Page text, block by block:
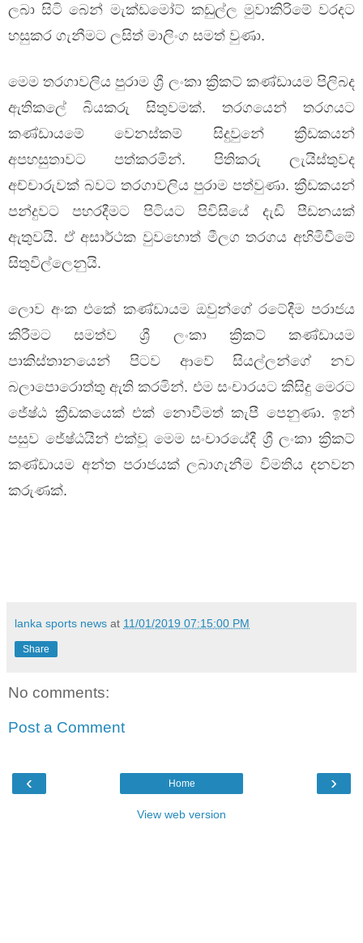
ලබා සිටි බෙන් මැක්ඩමෝට් කඩුල්ල මුවාකිරිමේ වරදට
හසුකර ගැනීමට ලසිත් මාලිංග සමත් වුණා.
මෙම තරගාවලිය පුරාම ශ්‍රී ලංකා ක්‍රිකට් කණ්ඩායම පිලිබද
ඇතිකලේ බියකරු සිතුවමක්. තරගයෙන් තරගයට
කණ්ඩායමේ වෙනස්කම් සිදුවුනේ ක්‍රීඩකයන්
අපහසුතාවට පත්කරමින්. පිතිකරු ලැයිස්තුවද
අච්චාරුවක් බවට තරගාවලිය පුරාම පත්වුණා. ක්‍රීඩකයන්
පන්දුවට පහරදීමට පිටියට පිවිසියේ දැඩි පීඩනයක්
ඇතුවයි. ඒ අසාර්ථක වුවහොත් මීලග තරගය අහිමිවීමේ
සිතුවිල්ලෙනුයි.
ලොව අංක එකේ කණ්ඩායම ඔවුන්ගේ රටේදීම පරාජය
කිරීමට සමත්ව ශ්‍රී ලංකා ක්‍රිකට් කණ්ඩායම
පාකිස්තානයෙන් පිටව ආවේ සියල්ලන්ගේ නව
බලාපොරොත්තු ඇති කරමින්. එම සංචාරයට කිසිදු මෙරට
ජේෂ්ඨ ක්‍රීඩකයෙක් එක් නොවීමත් කැපී පෙනුණා. ඉන්
පසුව ජේෂ්ඨයින් එක්වූ මෙම සංචාරයේදී ශ්‍රී ලංකා ක්‍රිකට්
කණ්ඩායම අන්ත පරාජයක් ලබාගැනීම විමතිය දනවන
කරුණක්.
lanka sports news at 11/01/2019 07:15:00 PM
Share
No comments:
Post a Comment
‹ ›
Home
View web version